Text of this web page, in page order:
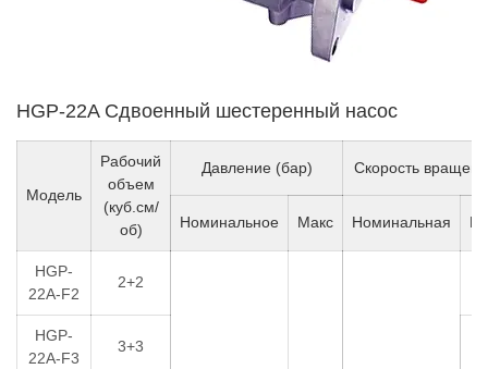
HGP-22A Сдвоенный шестеренный насос
Модель
Рабочий
объем
(куб.см/
об)
Давление (бар) Скорость
Номинальное Макс Номинальная
HGP-
22A-F2
2+2
HGP-
22A-F3
3+3